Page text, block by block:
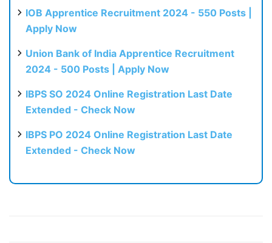
IOB Apprentice Recruitment 2024 - 550 Posts |
Apply Now
Union Bank of India Apprentice Recruitment
2024 - 500 Posts | Apply Now
IBPS SO 2024 Online Registration Last Date
Extended - Check Now
IBPS PO 2024 Online Registration Last Date
Extended - Check Now